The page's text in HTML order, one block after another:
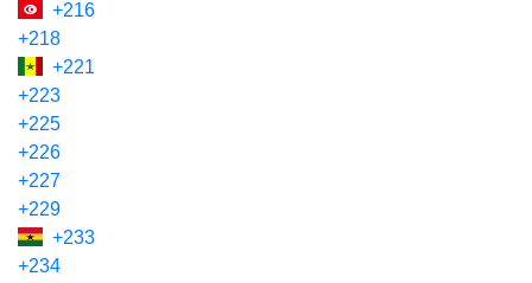
+216
+218
+221
+223
+225
+226
+227
+229
+233
+234